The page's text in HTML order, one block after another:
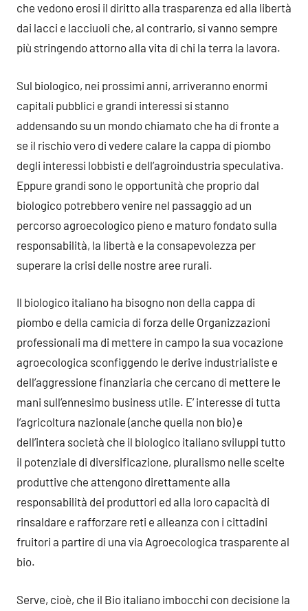
che vedono erosi il diritto alla trasparenza ed alla libertà
dai lacci e lacciuoli che, al contrario, si vanno sempre
più stringendo attorno alla vita di chi la terra la lavora.
Sul biologico, nei prossimi anni, arriveranno enormi
capitali pubblici e grandi interessi si stanno
addensando su un mondo chiamato che ha di fronte a
se il rischio vero di vedere calare la cappa di piombo
degli interessi lobbisti e dell’agroindustria speculativa.
Eppure grandi sono le opportunità che proprio dal
biologico potrebbero venire nel passaggio ad un
percorso agroecologico pieno e maturo fondato sulla
responsabilità, la libertà e la consapevolezza per
superare la crisi delle nostre aree rurali.
Il biologico italiano ha bisogno non della cappa di
piombo e della camicia di forza delle Organizzazioni
professionali ma di mettere in campo la sua vocazione
agroecologica sconfiggendo le derive industrialiste e
dell’aggressione finanziaria che cercano di mettere le
mani sull’ennesimo business utile. E’ interesse di tutta
l’agricoltura nazionale (anche quella non bio) e
dell’intera società che il biologico italiano sviluppi tutto
il potenziale di diversificazione, pluralismo nelle scelte
produttive che attengono direttamente alla
responsabilità dei produttori ed alla loro capacità di
rinsaldare e rafforzare reti e alleanza con i cittadini
fruitori a partire di una via Agroecologica trasparente al
bio.
Serve, cioè, che il Bio italiano imbocchi con decisione la